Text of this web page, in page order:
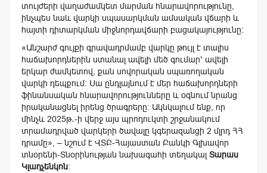
տույժերի վաղաժամկետ մարման հնարավորությունը,
ինչպես նաև վարկի սպասարկման ամսական վճարի և
հայտի դիտարկման միջնորդավճարի բացակայությունը:
«Անշարժ գույքի գրավադրմամբ վարկը թույլ է տալիս
հաճախորդներին ստանալ ավելի մեծ գումար՝ ավելի
երկար ժամկետով, քան սովորական սպառողական
վարկի դեպքում։ Սա ընդլայնում է մեր հաճախորդների
ֆինանսական հնարավորությունները և օգնում նրանց
իրականացնել իրենց ծրագրերը։ Ակնկալում ենք, որ
մինչև 2025թ․-ի վերջ այս պրոդուկտի շրջանակում
տրամադրված վարկերի ծավալը կգերազանցի 2 մլրդ ՀՀ
դրամը», – նշում է ՎՏԲ-Հայաստան Բանկի Գլխավոր
տնօրենի-Տնօրինության նախագահի տեղակալ Տարաս
Կլադչենկոն։​